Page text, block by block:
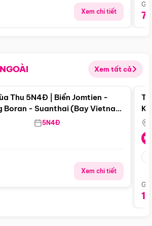
Xem chi tiết
Xem tất cả
Điểm nổi bật
Thu 5N4Đ | Biển Jomtien -
Boran - Suanthai (Bay Vietnam
5N4Đ
Xem chi tiết